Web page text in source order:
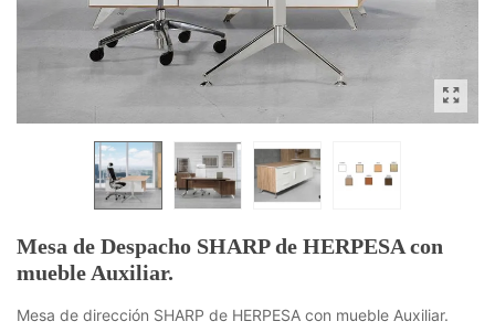
Mesa de Despacho SHARP de HERPESA con
mueble Auxiliar.
Mesa de dirección SHARP de HERPESA con mueble Auxiliar.